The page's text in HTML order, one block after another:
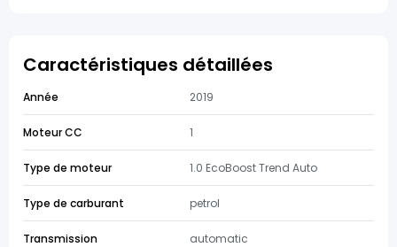
Caractéristiques détaillées
Année 2019
Moteur CC 1
Type de moteur 1.0 EcoBoost Trend Auto
Type de carburant petrol
Transmission automatic